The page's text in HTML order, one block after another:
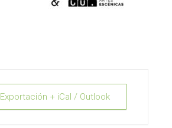
Exportación + iCal / Outlook